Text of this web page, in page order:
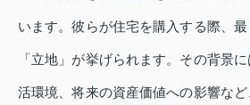
います。彼らが住宅を購入する際、
「立地」が挙げられます。その背景
活環境、将来の資産価値への影響な